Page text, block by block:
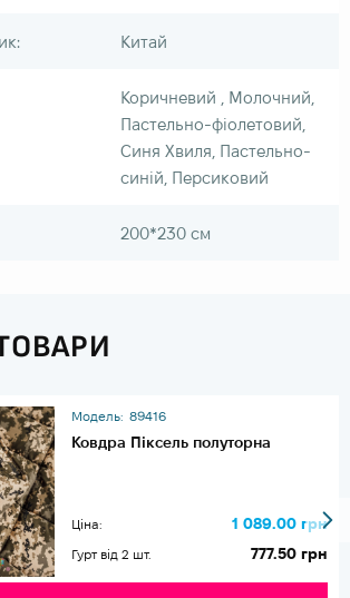
Китай
Коричневий , Молочний,
Пастельно-фіолетовий,
Синя Хвиля, Пастельно-
синій, Персиковий
200*230 см
Модель: 89416
Ковдра Піксель полуторна
Ціна: 1 089.00 грн
Гурт від 2 шт. 777.50 грн